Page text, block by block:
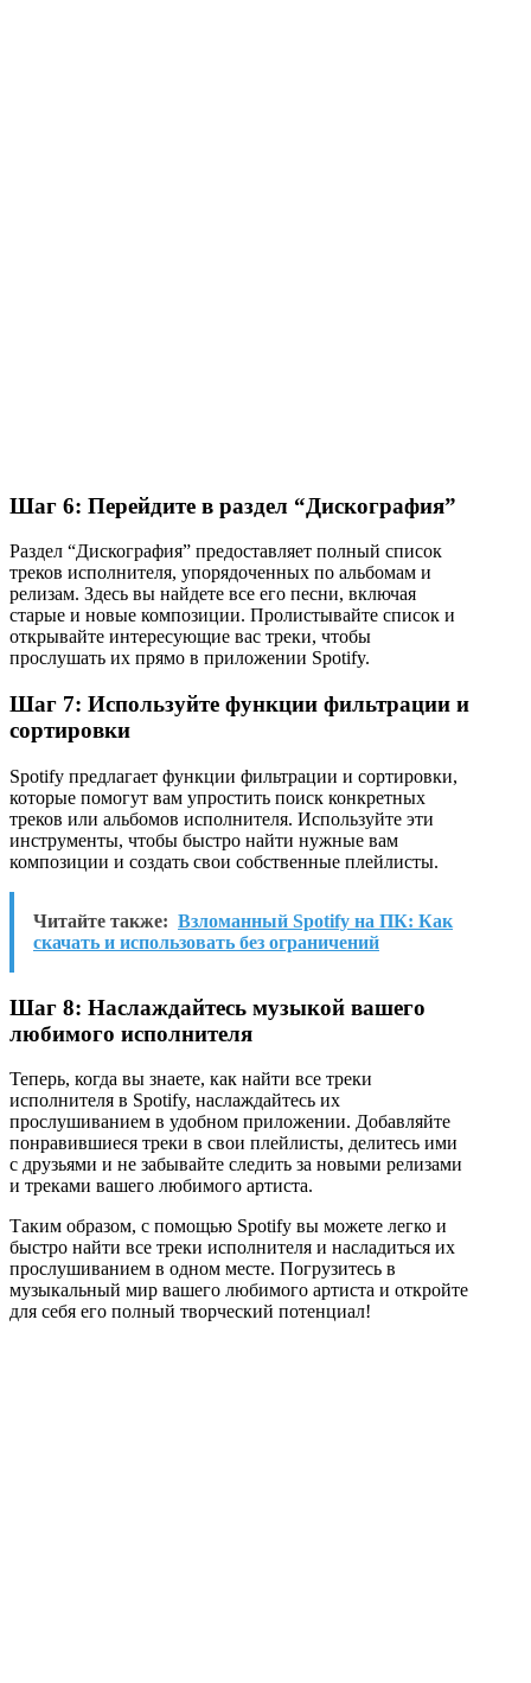
Шаг 6: Перейдите в раздел “Дискография”
Раздел “Дискография” предоставляет полный список
треков исполнителя, упорядоченных по альбомам и
релизам. Здесь вы найдете все его песни, включая
старые и новые композиции. Пролистывайте список и
открывайте интересующие вас треки, чтобы
прослушать их прямо в приложении Spotify.
Шаг 7: Используйте функции фильтрации и
сортировки
Spotify предлагает функции фильтрации и сортировки,
которые помогут вам упростить поиск конкретных
треков или альбомов исполнителя. Используйте эти
инструменты, чтобы быстро найти нужные вам
композиции и создать свои собственные плейлисты.
Читайте также: Взломанный Spotify на ПК: Как
скачать и использовать без ограничений
Шаг 8: Наслаждайтесь музыкой вашего
любимого исполнителя
Теперь, когда вы знаете, как найти все треки
исполнителя в Spotify, наслаждайтесь их
прослушиванием в удобном приложении. Добавляйте
понравившиеся треки в свои плейлисты, делитесь ими
с друзьями и не забывайте следить за новыми релизами
и треками вашего любимого артиста.
Таким образом, с помощью Spotify вы можете легко и
быстро найти все треки исполнителя и насладиться их
прослушиванием в одном месте. Погрузитесь в
музыкальный мир вашего любимого артиста и откройте
для себя его полный творческий потенциал!